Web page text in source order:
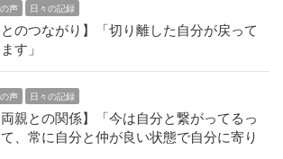
声 日々の記録
とのつながり】「切り離した自分が戻って
す」
声 日々の記録
両親との関係】「今は自分と繋がってるっ
、常に自分と仲が良い状態で自分に寄り